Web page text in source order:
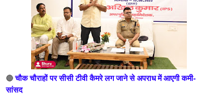
🔴चौक चौराहों पर सीसी टीवी कैमरे लग जाने से अपराध में आएगी कमी-
सांसद